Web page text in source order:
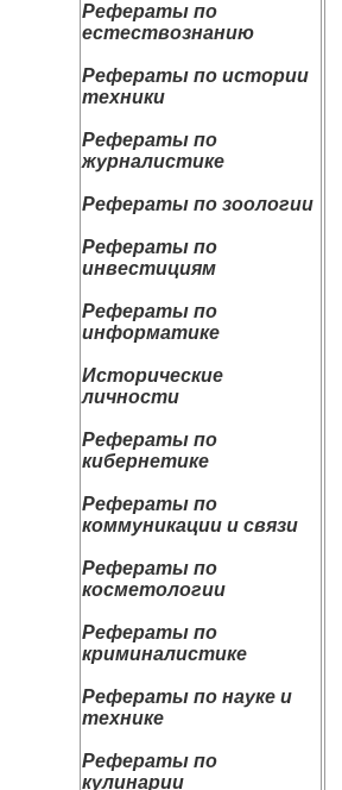
Рефераты по
естествознанию
Рефераты по истории
техники
Рефераты по
журналистике
Рефераты по зоологии
Рефераты по
инвестициям
Рефераты по
информатике
Исторические
личности
Рефераты по
кибернетике
Рефераты по
коммуникации и связи
Рефераты по
косметологии
Рефераты по
криминалистике
Рефераты по науке и
технике
Рефераты по
кулинарии